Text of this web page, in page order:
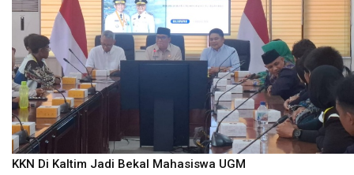
KKN Di Kaltim Jadi Bekal Mahasiswa UGM